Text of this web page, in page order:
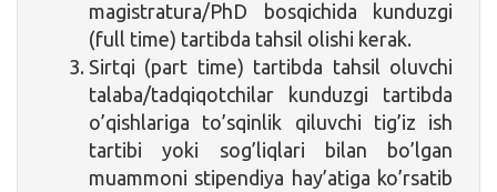
magistratura/PhD bosqichida kunduzgi
(full time) tartibda tahsil olishi kerak.
Sirtqi (part time) tartibda tahsil oluvchi
talaba/tadqiqotchilar kunduzgi tartibda
o’qishlariga to’sqinlik qiluvchi tig’iz ish
tartibi yoki sog’liqlari bilan bo’lgan
muammoni stipendiya hay’atiga ko’rsatib